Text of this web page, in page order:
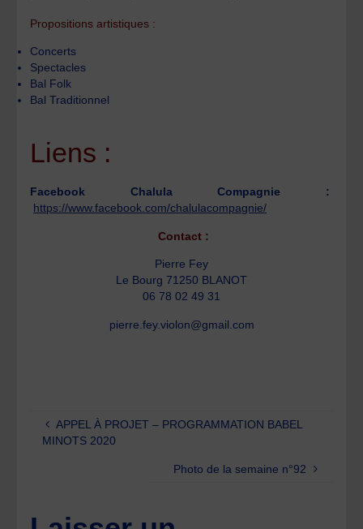
Propositions artistiques :
Concerts
Spectacles
Bal Folk
Bal Traditionnel
Liens :
Facebook Chalula Compagnie :
https://www.facebook.com/chalulacompagnie/
Contact :
Pierre Fey
Le Bourg 71250 BLANOT
06 78 02 49 31
pierre.fey.violon@gmail.com
APPEL À PROJET – PROGRAMMATION BABEL
MINOTS 2020
Photo de la semaine n°92